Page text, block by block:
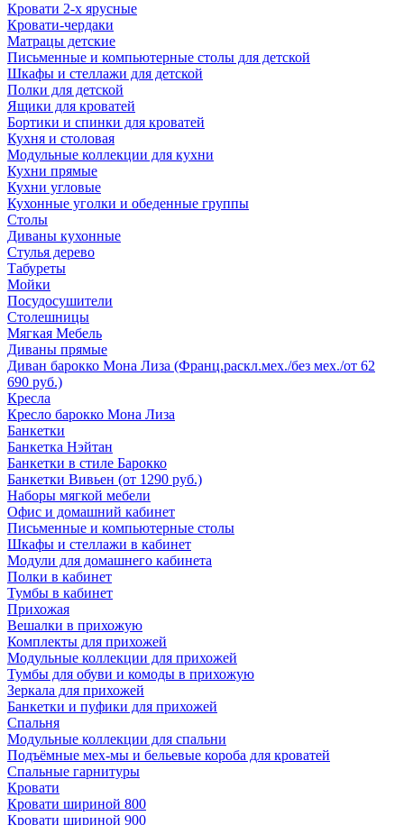
Кровати 2-х ярусные
Кровати-чердаки
Матрацы детские
Письменные и компьютерные столы для детской
Шкафы и стеллажи для детской
Полки для детской
Ящики для кроватей
Бортики и спинки для кроватей
Кухня и столовая
Модульные коллекции для кухни
Кухни прямые
Кухни угловые
Кухонные уголки и обеденные группы
Столы
Диваны кухонные
Стулья дерево
Табуреты
Мойки
Посудосушители
Столешницы
Мягкая Мебель
Диваны прямые
Диван барокко Мона Лиза (Франц.раскл.мех./без мех./от 62
690 руб.)
Кресла
Кресло барокко Мона Лиза
Банкетки
Банкетка Нэйтан
Банкетки в стиле Барокко
Банкетки Вивьен (от 1290 руб.)
Наборы мягкой мебели
Офис и домашний кабинет
Письменные и компьютерные столы
Шкафы и стеллажи в кабинет
Модули для домашнего кабинета
Полки в кабинет
Тумбы в кабинет
Прихожая
Вешалки в прихожую
Комплекты для прихожей
Модульные коллекции для прихожей
Тумбы для обуви и комоды в прихожую
Зеркала для прихожей
Банкетки и пуфики для прихожей
Спальня
Модульные коллекции для спальни
Подъёмные мех-мы и бельевые короба для кроватей
Спальные гарнитуры
Кровати
Кровати шириной 800
Кровати шириной 900